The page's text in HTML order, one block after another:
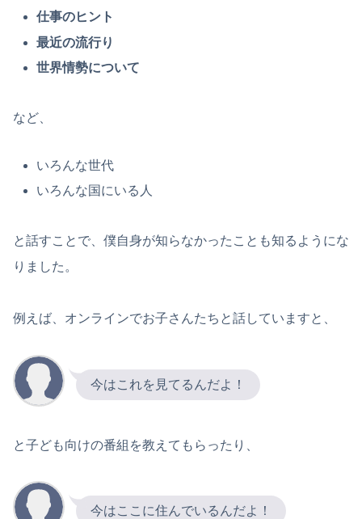
仕事のヒント
最近の流行り
世界情勢について
など、
いろんな世代
いろんな国にいる人
と話すことで、僕自身が知らなかったことも知るようにな
りました。
例えば、オンラインでお子さんたちと話していますと、
今はこれを見てるんだよ！
と子ども向けの番組を教えてもらったり、
今はここに住んでいるんだよ！